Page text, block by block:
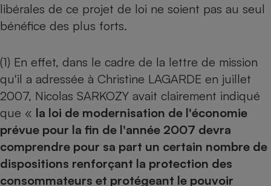
libérales de ce projet de loi ne soient pas au seul
bénéfice des plus forts.
(1) En effet, dans le cadre de la lettre de mission
qu'il a adressée à Christine LAGARDE en juillet
2007, Nicolas SARKOZY avait clairement indiqué
que « la loi de modernisation de l'économie
prévue pour la fin de l'année 2007 devra
comprendre pour sa part un certain nombre de
dispositions renforçant la protection des
consommateurs et protégeant le pouvoir